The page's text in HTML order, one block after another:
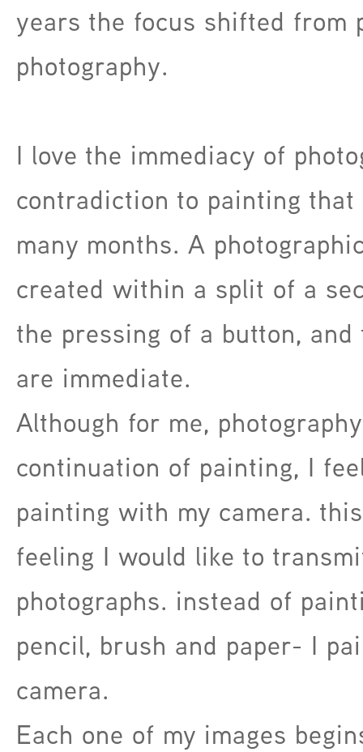
years the focus shifted from
photography.
I love the immediacy of
contradiction to painting that
many months. A
created within a split of a
the pressing of a button,
are immediate.
Although for me,
continuation of painting, I
painting with my camera.
feeling I would like to
photographs. instead of
pencil, brush and paper- I
camera.
Each one of my images